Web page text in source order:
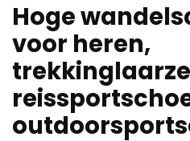
Hoge
voor heren,